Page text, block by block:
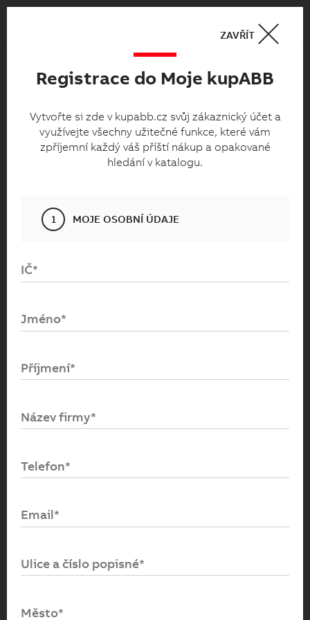
0
Moje kupabb.cz
Vytvořte si zde v kupabb.cz svůj zákaznický
účet a využívejte všechny užitečné funkce,
které vám zpříjemní každý váš příští nákup
Přihlaste se
Registrace do Moje kupABB
Vytvořte si zde v kupabb.cz svůj zákaznický účet a
využívejte všechny užitečné funkce, které vám
zpříjemní každý váš příští nákup a opakované
hledání v katalogu.
1 MOJE OSOBNÍ ÚDAJE
IČ*
Jméno*
Příjmení*
Název firmy*
Telefon*
Email*
Ulice a číslo popisné*
Město*
ZAVŘÍT